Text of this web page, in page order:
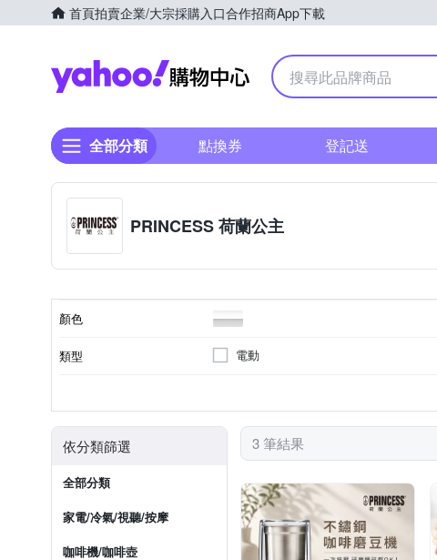
首頁拍賣企業/大宗採購入口合作招商App下載
Yahoo購物中心
全部分類 點換券 登記送
PRINCESS 荷蘭公主
顏色
類型 電動
依分類篩選
全部分類
家電/冷氣/視聽/按摩
咖啡機/咖啡壺
3 筆結果